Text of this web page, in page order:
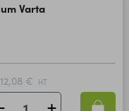
Varta
12,08 € HT